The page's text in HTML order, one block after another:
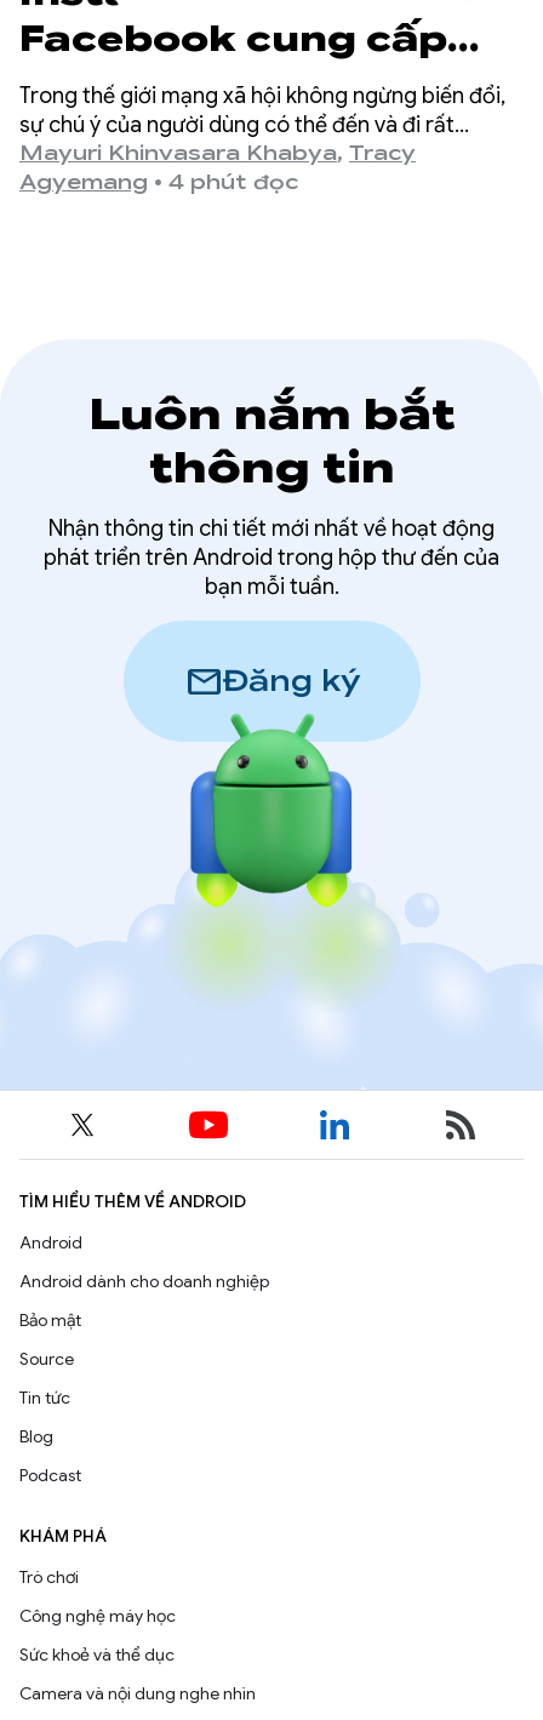
Facebook cung cấp
tính năng phát tức thì
và tăng mức độ tương
tác của người dùng
Trong thế giới mạng xã hội không ngừng biến đổi,
sự chú ý của người dùng có thể đến và đi rất
nhanh. Các ứng dụng của Meta (Facebook và
Instagram) là một trong những nền tảng xã hội lớn
Mayuri Khinvasara Khabya, Tracy
Agyemang • 4 phút đọc
Luôn nắm bắt
thông tin
Nhận thông tin chi tiết mới nhất về hoạt động
phát triển trên Android trong hộp thư đến của
bạn mỗi tuần.
mailĐăng ký
TÌM HIỂU THÊM VỀ ANDROID
Android
Android dành cho doanh nghiệp
Bảo mật
Source
Tin tức
Blog
Podcast
KHÁM PHÁ
Trò chơi
Công nghệ máy học
Sức khoẻ và thể dục
Camera và nội dung nghe nhìn